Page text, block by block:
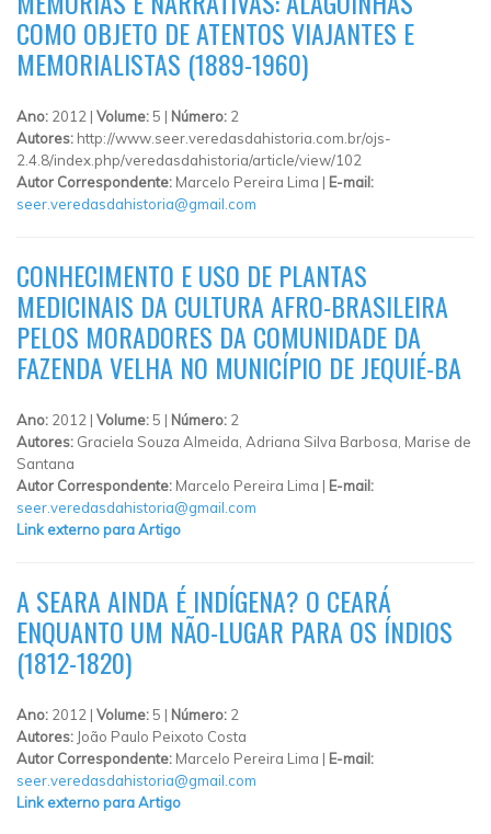
COMO OBJETO DE ATENTOS VIAJANTES E
MEMORIALISTAS (1889-1960)
Ano: 2012 | Volume:5 | Número: 2
Autores: http://www.seer.veredasdahistoria.com.br/ojs-
2.4.8/index.php/veredasdahistoria/article/view/102
Autor Correspondente: Marcelo Pereira Lima | E-mail:
seer.veredasdahistoria@gmail.com
CONHECIMENTO E USO DE PLANTAS
MEDICINAIS DA CULTURA AFRO-BRASILEIRA
PELOS MORADORES DA COMUNIDADE DA
FAZENDA VELHA NO MUNICÍPIO DE JEQUIÉ-BA
Ano: 2012 | Volume:5 | Número: 2
Autores: Graciela Souza Almeida, Adriana Silva Barbosa, Marise de
Santana
Autor Correspondente: Marcelo Pereira Lima | E-mail:
seer.veredasdahistoria@gmail.com
Link externo para Artigo
A SEARA AINDA É INDÍGENA? O CEARÁ
ENQUANTO UM NÃO-LUGAR PARA OS ÍNDIOS
(1812-1820)
Ano: 2012 | Volume:5 | Número: 2
Autores: João Paulo Peixoto Costa
Autor Correspondente: Marcelo Pereira Lima | E-mail:
seer.veredasdahistoria@gmail.com
Link externo para Artigo